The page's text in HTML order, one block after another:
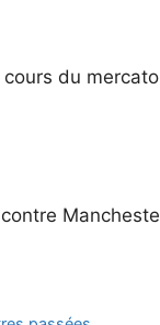
du